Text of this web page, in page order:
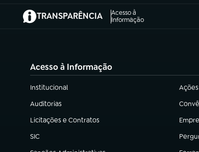
TRANSPARÊNCIA
Acesso à
Informação
(abre em nova aba)
Acesso à Informação
Institucional
(abre em nova aba) (abre
Auditorias
(abre em nova aba) (abre
Licitações e Contratos
(abre em nova aba) (abre
SIC
(abre em nova aba) (abre